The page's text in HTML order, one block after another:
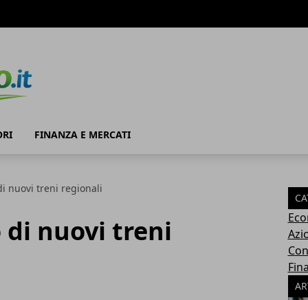
FINANZA E MERCATI
nuovi treni regionali
nuovi treni